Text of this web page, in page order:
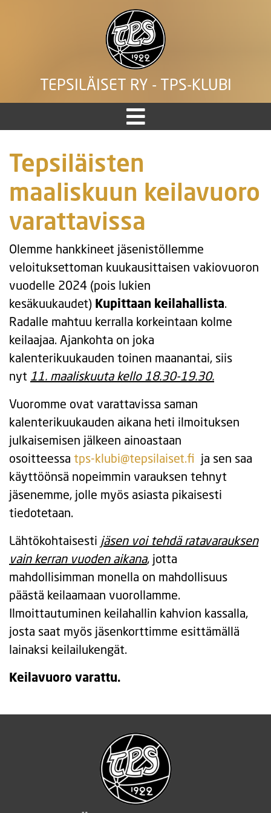
TEPSILÄISET RY - TPS-KLUBI
Tepsiläisten
maaliskuun keilavuoro
varattavissa
Olemme hankkineet jäsenistöllemme
veloituksettoman kuukausittaisen vakiovuoron
vuodelle 2024 (pois lukien
kesäkuukaudet) Kupittaan keilahallista.
Radalle mahtuu kerralla korkeintaan kolme
keilaajaa. Ajankohta on joka
kalenterikuukauden toinen maanantai, siis
nyt 11. maaliskuuta kello 18.30-19.30.
Vuoromme ovat varattavissa saman
kalenterikuukauden aikana heti ilmoituksen
julkaisemisen jälkeen ainoastaan
osoitteessa tps-klubi@tepsilaiset.fi ja sen saa
käyttöönsä nopeimmin varauksen tehnyt
jäsenemme, jolle myös asiasta pikaisesti
tiedotetaan.
Lähtökohtaisesti jäsen voi tehdä ratavarauksen
vain kerran vuoden aikana, jotta
mahdollisimman monella on mahdollisuus
päästä keilaamaan vuorollamme.
Ilmoittautuminen keilahallin kahvion kassalla,
josta saat myös jäsenkorttimme esittämällä
lainaksi keilailukengät.
Keilavuoro varattu.